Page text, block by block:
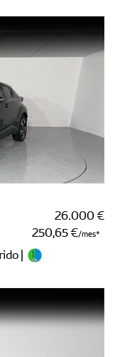
26.000 €
250,65 €/mes
|